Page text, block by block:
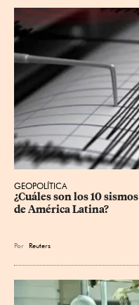
GEOPOLÍTICA
¿Cuáles son los 10
de América Latina?
Por Reuters